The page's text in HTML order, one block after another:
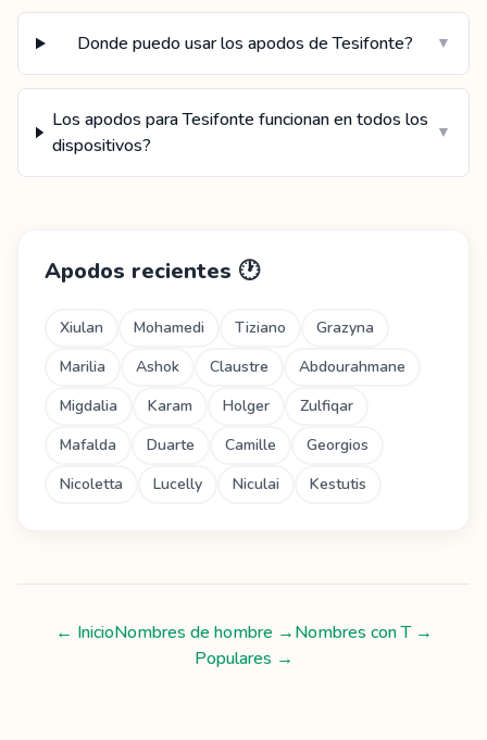
Donde puedo usar los apodos de Tesifonte? ▼
Los apodos para Tesifonte funcionan en todos los
dispositivos?
▼
Apodos recientes 🕐
Xiulan Mohamedi Tiziano
Grazyna
Marilia
Ashok Claustre
Abdourahmane
Migdalia
Karam Holger
Zulfiqar
Mafalda
Duarte Camille
Georgios
Nicoletta
Lucelly Niculai Kestutis
← InicioNombres de hombre →Nombres conT→
Populares →